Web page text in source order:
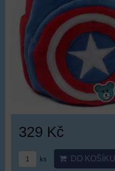
329 Kč
ks DO KOŠÍKU